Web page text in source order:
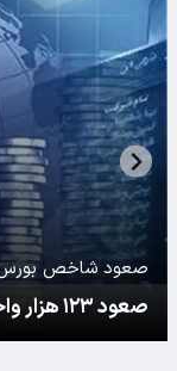
صعود شاخص بورس
صعود ۱۲۳ هزار واحدی شاخص بورس